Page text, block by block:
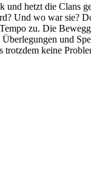
hetzt die Clans
Und wo war sie?
zu. Die
und
keine